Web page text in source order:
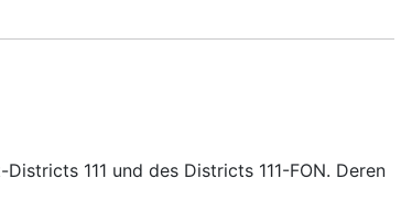
111 und des Districts 111-FON. Deren